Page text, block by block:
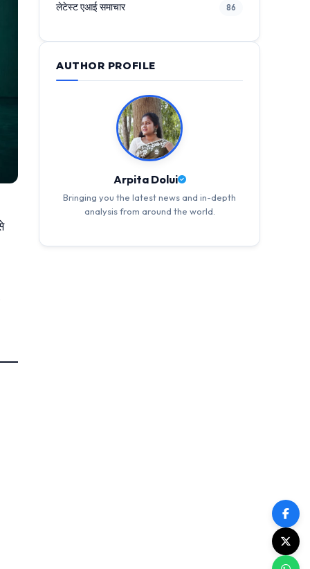
लेटेस्ट एआई समाचार 86
AUTHOR PROFILE
Arpita Dolui
Bringing you the latest news and in-depth
analysis from around the world.